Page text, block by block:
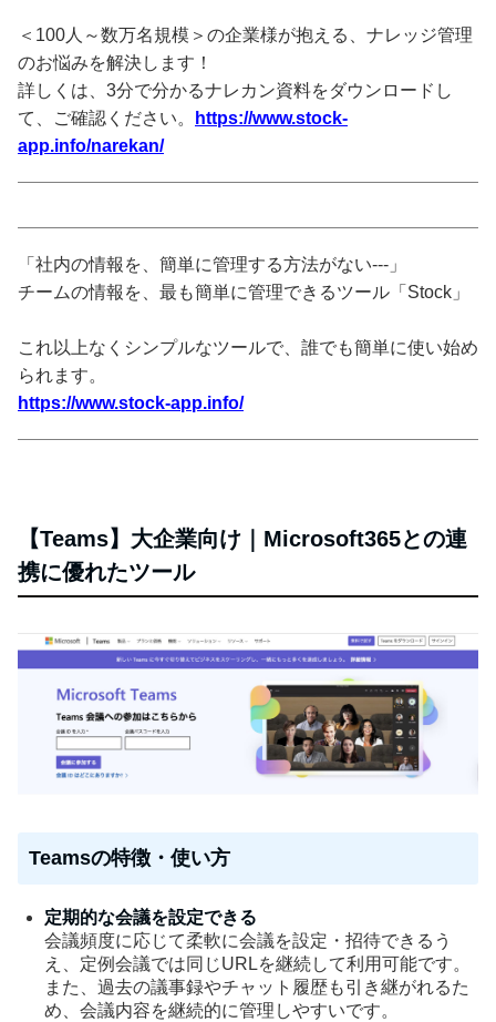
＜100人～数万名規模＞の企業様が抱える、ナレッジ管理
のお悩みを解決します！
詳しくは、3分で分かるナレカン資料をダウンロードし
て、ご確認ください。
https://www.stock-
app.info/narekan/
「社内の情報を、簡単に管理する方法がない---」
チームの情報を、最も簡単に管理できるツール「Stock」
これ以上なくシンプルなツールで、誰でも簡単に使い始め
られます。
https://www.stock-app.info/
【Teams】大企業向け｜Microsoft365との連
携に優れたツール
Teamsの特徴・使い方
定期的な会議を設定できる
会議頻度に応じて柔軟に会議を設定・招待できるう
え、定例会議では同じURLを継続して利用可能です。
また、過去の議事録やチャット履歴も引き継がれるた
め、会議内容を継続的に管理しやすいです。